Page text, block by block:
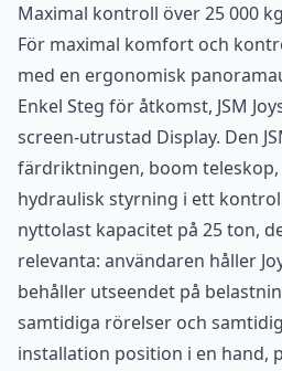
Maximal kontroll över 25 000 kg
För maximal komfort och
med en ergonomisk
Enkel Steg för åtkomst, JSM
screen-utrustad Display. Den
färdriktningen, boom
hydraulisk styrning i ett
nyttolast kapacitet på 25 ton,
relevanta: användaren håller
behåller utseendet på
samtidiga rörelser och
installation position i en hand,